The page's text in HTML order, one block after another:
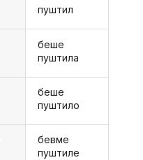
пуштил
беше
пуштила
беше
пуштило
бевме
пуштиле